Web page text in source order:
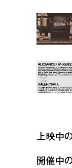
上映中
開催中